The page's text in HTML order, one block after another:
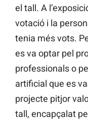
el tall. A
votació i la
tenia més vots.
es va optar pel
professionals o
artificial que es
projecte pitjor
tall, encapçalat